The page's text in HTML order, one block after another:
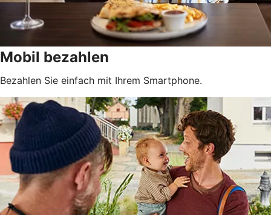
Mobil bezahlen
Bezahlen Sie einfach mit Ihrem Smartphone.